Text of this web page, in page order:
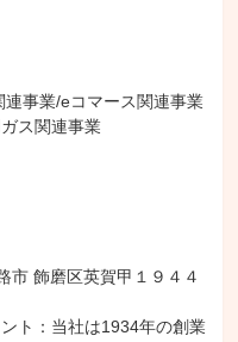
事業/eコマース関連事業
ス関連事業
市 飾磨区英賀甲１９４４
ト：当社は1934年の創業